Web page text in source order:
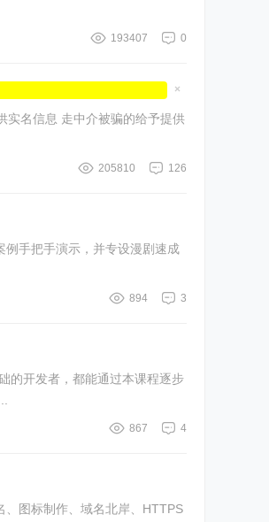
0
193407
藏
置
126
205810
例手把手演示，并专设漫剧速成
3
894
的开发者，都能通过本课程逐步
4
867
、图标制作、域名北岸、HTTPS